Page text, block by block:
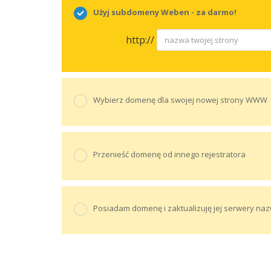
Użyj subdomeny Weben - za darmo!
http://
Wybierz domenę dla swojej nowej strony WWW
Przenieść domenę od innego rejestratora
Posiadam domenę i zaktualizuję jej serwery